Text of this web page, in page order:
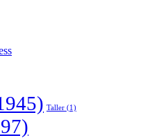
Taller (1)